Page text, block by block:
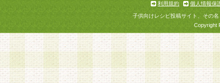
利用規約
個人情報保
子供向けレシピ投稿サイト、その
Copyright